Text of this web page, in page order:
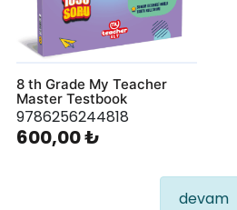
8 th Grade My Teacher
Master Testbook
9786256244818
600,00 ₺
devam